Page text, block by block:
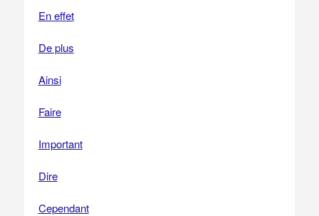
En effet
De plus
Ainsi
Faire
Important
Dire
Cependant